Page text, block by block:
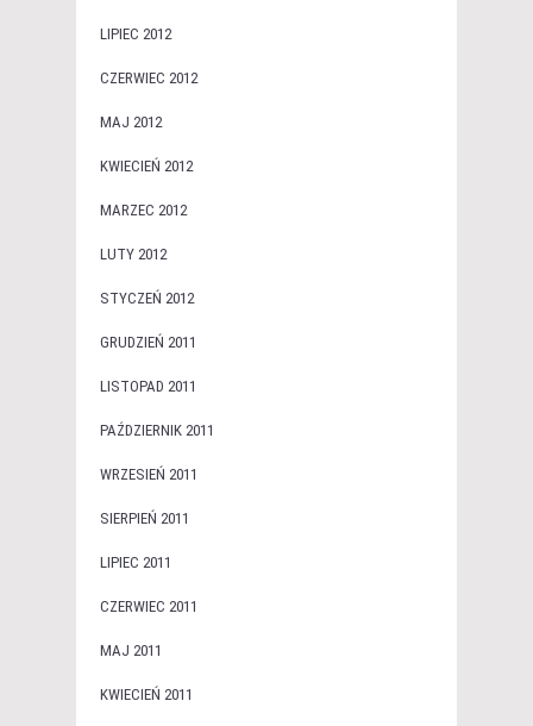
LIPIEC 2012
CZERWIEC 2012
MAJ 2012
KWIECIEŃ 2012
MARZEC 2012
LUTY 2012
STYCZEŃ 2012
GRUDZIEŃ 2011
LISTOPAD 2011
PAŹDZIERNIK 2011
WRZESIEŃ 2011
SIERPIEŃ 2011
LIPIEC 2011
CZERWIEC 2011
MAJ 2011
KWIECIEŃ 2011